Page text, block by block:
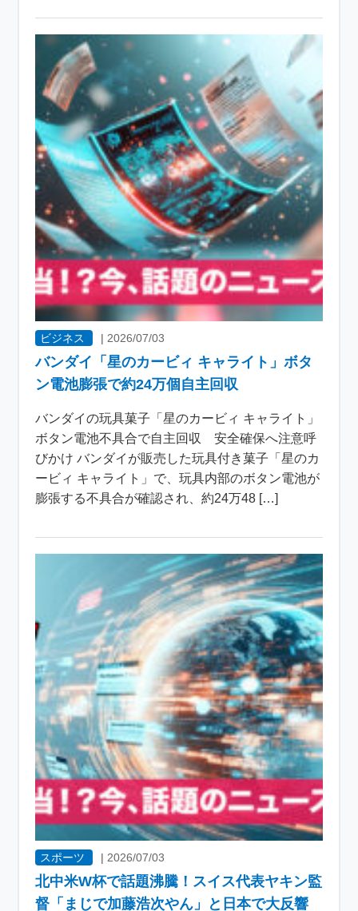
ビジネス |2026/07/03
バンダイ「星のカービィ キャライト」ボタ
ン電池膨張で約24万個自主回収
バンダイの玩具菓子「星のカービィ キャライト」
ボタン電池不具合で自主回収 安全確保へ注意呼
びかけ バンダイが販売した玩具付き菓子「星のカ
ービィ キャライト」で、玩具内部のボタン電池が
膨張する不具合が確認され、約24万48 […]
スポーツ |2026/07/03
北中米W杯で話題沸騰！スイス代表ヤキン監
督「まじで加藤浩次やん」と日本で大反響